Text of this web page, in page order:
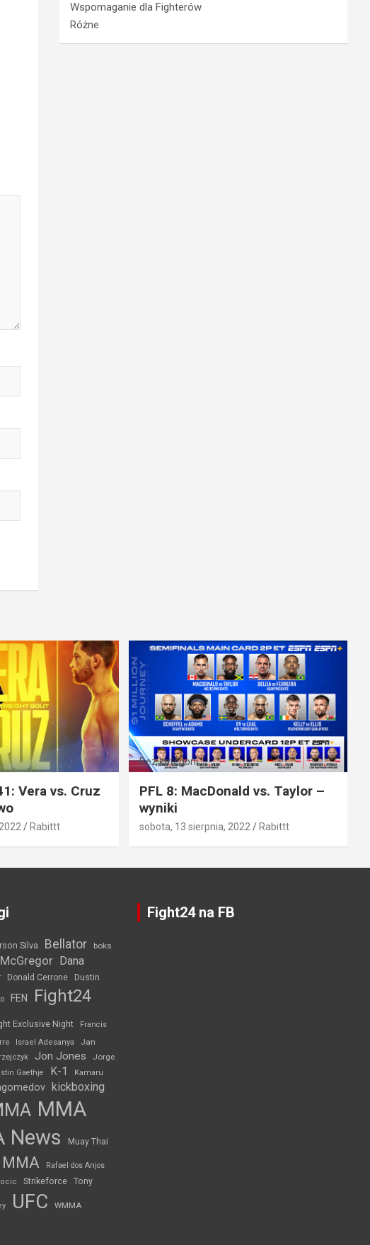
Wspomaganie dla Fighterów
Różne
Vera vs. Cruz
Rabittt
Bez kategorii
PFL 8: MacDonald vs. Taylor –
wyniki
sobota, 13 sierpnia, 2022 Rabittt
Silva Bellator boks
Dana
Donald Cerrone Dustin
FEN Fight24
Exclusive Night
Francis
Israel Adesanya
Jan
Jon Jones
Jorge
Gaethje K-1
Kamaru
kickboxing
MMA
News Muay Thai
Rafael dos Anjos
Strikeforce Tony
UFC WMMA
Fight24 na FB